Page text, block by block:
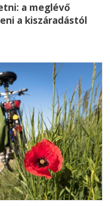
a meglévő
a kiszáradástól